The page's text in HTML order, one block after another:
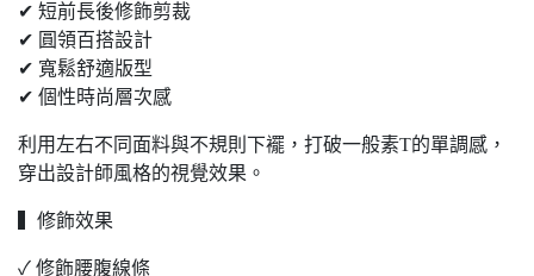
✔ 短前長後修飾剪裁
✔ 圓領百搭設計
✔ 寬鬆舒適版型
✔ 個性時尚層次感
利用左右不同面料與不規則下襬，打破一般素T的單調感，
穿出設計師風格的視覺效果。
▍修飾效果
✓ 修飾腰腹線條